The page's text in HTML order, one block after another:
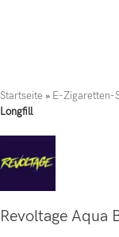
Startseite » E-Zigaretten-
Longfill
Revoltage Aqua